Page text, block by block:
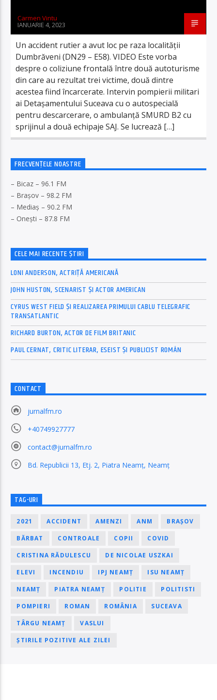
Carmen Vintu
IANUARIE 4, 2023
Un accident rutier a avut loc pe raza localității
Dumbrăveni (DN29 – E58). VIDEO Este vorba
despre o coliziune frontală între două autoturisme
din care au rezultat trei victime, două dintre
acestea fiind încarcerate. Intervin pompierii militari
ai Detașamentului Suceava cu o autospecială
pentru descarcerare, o ambulanță SMURD B2 cu
sprijinul a două echipaje SAJ. Se lucrează […]
FRECVENȚELE NOASTRE
– Bicaz – 96.1 FM
– Brașov – 98.2 FM
– Mediaș – 90.2 FM
– Onești – 87.8 FM
CELE MAI RECENTE ȘTIRI
LONI ANDERSON, ACTRIȚĂ AMERICANĂ
JOHN HUSTON, SCENARIST ȘI ACTOR AMERICAN
CYRUS WEST FIELD ȘI REALIZAREA PRIMULUI CABLU TELEGRAFIC
TRANSATLANTIC
RICHARD BURTON, ACTOR DE FILM BRITANIC
PAUL CERNAT, CRITIC LITERAR, ESEIST ȘI PUBLICIST ROMÂN
CONTACT
jurnalfm.ro
+40749927777
contact@jurnalfm.ro
Bd. Republicii 13, Etj. 2, Piatra Neamț, Neamț
TAG-URI
2021 ACCIDENT AMENZI ANM BRAȘOV
BĂRBAT CONTROALE COPII COVID
CRISTINA RĂDULESCU DE NICOLAE USZKAI
ELEVI INCENDIU IPJ NEAMȚ ISU NEAMȚ
NEAMȚ PIATRA NEAMȚ POLITIE POLITISTI
POMPIERI ROMAN ROMÂNIA SUCEAVA
TÂRGU NEAMȚ VASLUI
ȘTIRILE POZITIVE ALE ZILEI